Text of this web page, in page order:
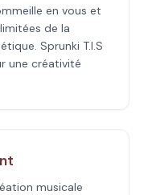
en vous et
de la
Sprunki T.I.S
une créativité
musicale